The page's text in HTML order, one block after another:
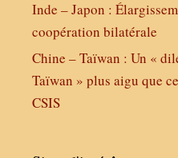
Inde – Japon :
coopération bilatérale
Chine – Taïwan : Un «
Taïwan » plus aigu que
CSIS